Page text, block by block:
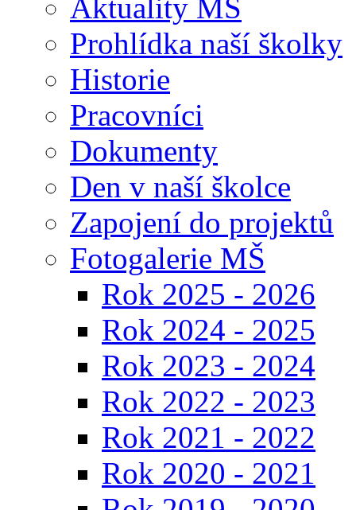
Aktuality MŠ
Prohlídka naší školky
Historie
Pracovníci
Dokumenty
Den v naší školce
Zapojení do projektů
Fotogalerie MŠ
Rok 2025 - 2026
Rok 2024 - 2025
Rok 2023 - 2024
Rok 2022 - 2023
Rok 2021 - 2022
Rok 2020 - 2021